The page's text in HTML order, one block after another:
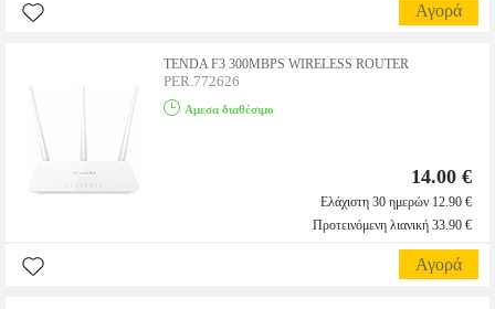
Αγορά
TENDA F3 300MBPS WIRELESS ROUTER
PER.772626
Αμεσα διαθέσιμο
14.00 €
Ελάχιστη 30 ημερών 12.90 €
Προτεινόμενη λιανική 33.90 €
Αγορά